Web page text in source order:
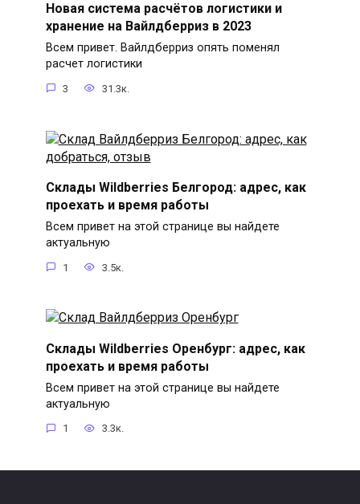
Новая система расчётов логистики и
хранение на Вайлдберриз в 2023
Всем привет. Вайлдберриз опять поменял
расчет логистики
3 31.3к.
Склады Wildberries Белгород: адрес, как
проехать и время работы
Всем привет на этой странице вы найдете
актуальную
1 3.5к.
Склады Wildberries Оренбург: адрес, как
проехать и время работы
Всем привет на этой странице вы найдете
актуальную
1 3.3к.